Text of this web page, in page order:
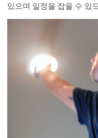
있으며 일정을 잡을 수 있